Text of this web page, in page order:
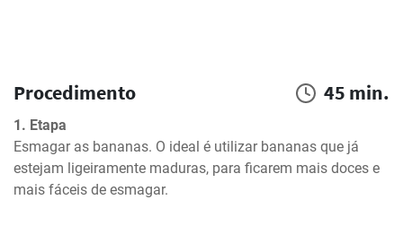
Procedimento 45 min.
1. Etapa
Esmagar as bananas. O ideal é utilizar bananas que já
estejam ligeiramente maduras, para ficarem mais doces e
mais fáceis de esmagar.